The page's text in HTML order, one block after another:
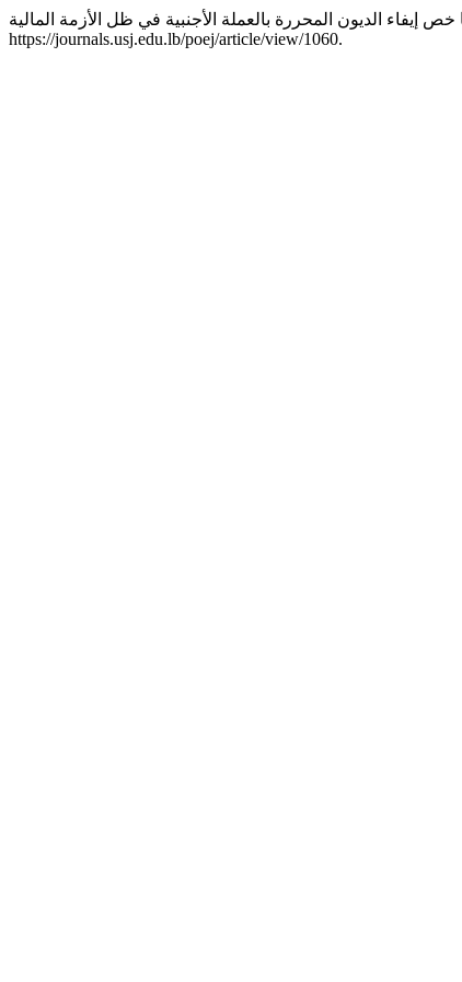
https://journals.usj.edu.lb/poej/article/view/1060.